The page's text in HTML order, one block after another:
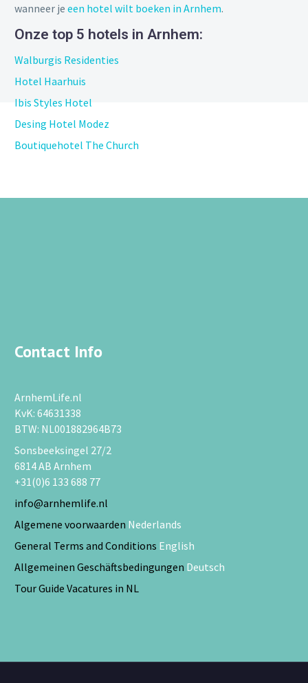
wanneer je een hotel wilt boeken in Arnhem.
Onze top 5 hotels in Arnhem:
Walburgis Residenties
Hotel Haarhuis
Ibis Styles Hotel
Desing Hotel Modez
Boutiquehotel The Church
Contact Info
ArnhemLife.nl
KvK: 64631338
BTW: NL001882964B73
Sonsbeeksingel 27/2
6814 AB Arnhem
+31(0)6 133 688 77
info@arnhemlife.nl
Algemene voorwaarden Nederlands
General Terms and Conditions English
Allgemeinen Geschäftsbedingungen Deutsch
Tour Guide Vacatures in NL